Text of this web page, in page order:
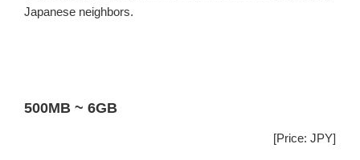
Japanese neighbors.
500MB ~ 6GB
[Price: JPY]